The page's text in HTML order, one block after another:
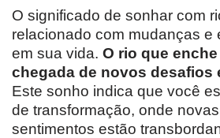
O significado de sonhar com
relacionado com mudanças e
em sua vida. O rio que
chegada de novos desafios
Este sonho indica que você
de transformação, onde
sentimentos estão